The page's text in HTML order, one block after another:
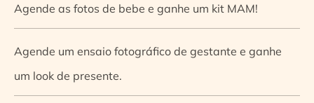
Agende as fotos de bebe e ganhe um kit MAM!
Agende um ensaio fotográfico de gestante e ganhe
um look de presente.